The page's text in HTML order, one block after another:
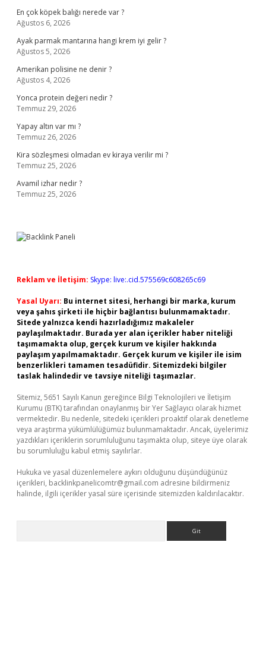
En çok köpek balığı nerede var ?
Ağustos 6, 2026
Ayak parmak mantarına hangi krem iyi gelir ?
Ağustos 5, 2026
Amerikan polisine ne denir ?
Ağustos 4, 2026
Yonca protein değeri nedir ?
Temmuz 29, 2026
Yapay altın var mı ?
Temmuz 26, 2026
Kira sözleşmesi olmadan ev kiraya verilir mi ?
Temmuz 25, 2026
Avamil izhar nedir ?
Temmuz 25, 2026
Reklam ve İletişim: Skype: live:.cid.575569c608265c69
Yasal Uyarı: Bu internet sitesi, herhangi bir marka, kurum
veya şahıs şirketi ile hiçbir bağlantısı bulunmamaktadır.
Sitede yalnızca kendi hazırladığımız makaleler
paylaşılmaktadır. Burada yer alan içerikler haber niteliği
taşımamakta olup, gerçek kurum ve kişiler hakkında
paylaşım yapılmamaktadır. Gerçek kurum ve kişiler ile isim
benzerlikleri tamamen tesadüfidir. Sitemizdeki bilgiler
taslak halindedir ve tavsiye niteliği taşımazlar.
Sitemiz, 5651 Sayılı Kanun gereğince Bilgi Teknolojileri ve İletişim
Kurumu (BTK) tarafından onaylanmış bir Yer Sağlayıcı olarak hizmet
vermektedir. Bu nedenle, sitedeki içerikleri proaktif olarak denetleme
veya araştırma yükümlülüğümüz bulunmamaktadır. Ancak, üyelerimiz
yazdıkları içeriklerin sorumluluğunu taşımakta olup, siteye üye olarak
bu sorumluluğu kabul etmiş sayılırlar.
Hukuka ve yasal düzenlemelere aykırı olduğunu düşündüğünüz
içerikleri, backlinkpanelicomtr@gmail.com adresine bildirmeniz
halinde, ilgili içerikler yasal süre içerisinde sitemizden kaldırılacaktır.